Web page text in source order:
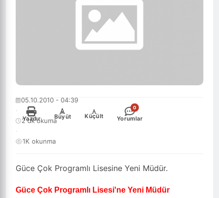
Güce Çok Programlı Lisesine Yeni Müdür.
05.10.2010 - 04:39
·
2 dk okuma
·
1K okunma
Yazdır
+
Büyüt
-
Küçült
0
Yorumlar
Güce Çok Programlı Lisesi'ne Yeni Müdür